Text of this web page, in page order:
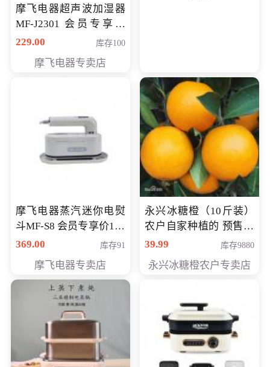
摩飞电器超声波加湿器
MF-J2301 会员专享价
168元
229.00 库存100
摩飞电器专卖店
摩飞电器蒸汽迷你电熨
斗MF-S8 会员专享价168
元
369.00 库存91
摩飞电器专卖店
永兴冰糖橙（10斤装）
农户自家种植的 预售10
万斤 会员包邮专享价
39.99 库存9880
永兴冰糖橙农户专卖店